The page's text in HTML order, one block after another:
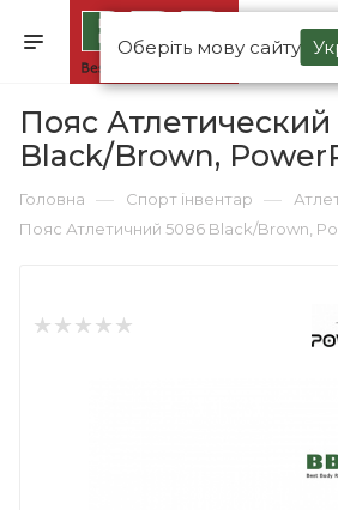
Оберіть мову сайту
Пояс Атлетический
Black/Brown,
Головна — Спорт інвентар —
Пояс Атлетичний 5086 Black/Brown,